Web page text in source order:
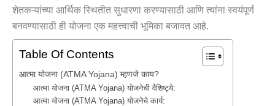
शेतकऱ्यांच्या आर्थिक स्थितीत सुधारणा करण्यासाठी आणि त्यांना स्वयंपूर्ण
बनवण्यासाठी ही योजना एक महत्त्वाची भूमिका बजावत आहे.
Table Of Contents
आत्‍मा योजना (ATMA Yojana) म्हणजे काय?
आत्‍मा योजना (ATMA Yojana) योजनेची वैशिष्ट्ये:
आत्‍मा योजना (ATMA Yojana) योजनेचे कार्य: